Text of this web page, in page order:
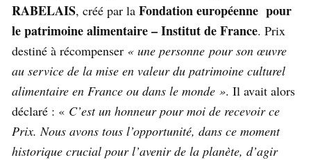
RABELAIS, créé par la Fondation européenne pour
le patrimoine alimentaire – Institut de France. Prix
destiné à récompenser « une personne pour son œuvre
au service de la mise en valeur du patrimoine culturel
alimentaire en France ou dans le monde ». Il avait alors
déclaré : « C’est un honneur pour moi de recevoir ce
Prix. Nous avons tous l’opportunité, dans ce moment
historique crucial pour l’avenir de la planète, d’agir